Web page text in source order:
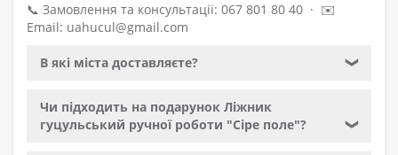
📞 Замовлення та консультації: 067 801 80 40 · ✉️
Email: uahucul@gmail.com
В які міста доставляєте? ❯
Чи підходить на подарунок Ліжник
гуцульський ручної роботи "Сіре поле"?
❯